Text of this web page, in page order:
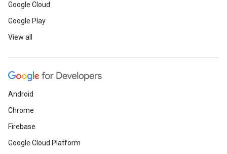
Google Cloud
Google Play
View all
Android
Chrome
Firebase
Google Cloud Platform